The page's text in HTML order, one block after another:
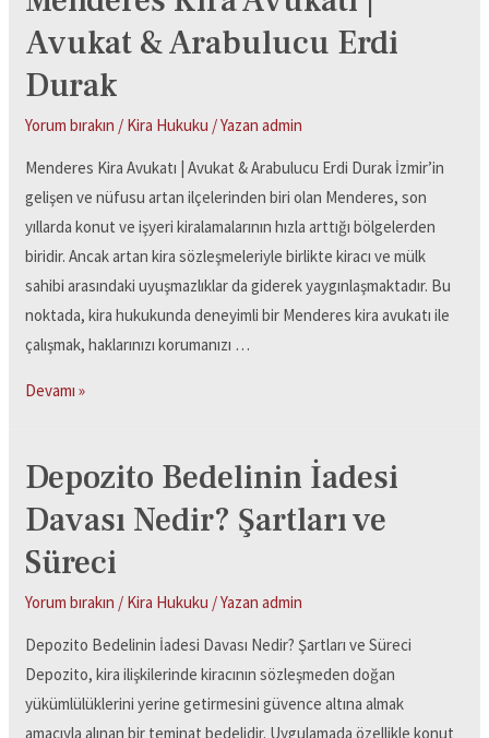
Avukat & Arabulucu Erdi
Durak
Yorum bırakın / Kira Hukuku / Yazan admin
Menderes Kira Avukatı | Avukat & Arabulucu Erdi Durak İzmir’in
gelişen ve nüfusu artan ilçelerinden biri olan Menderes, son
yıllarda konut ve işyeri kiralamalarının hızla arttığı bölgelerden
biridir. Ancak artan kira sözleşmeleriyle birlikte kiracı ve mülk
sahibi arasındaki uyuşmazlıklar da giderek yaygınlaşmaktadır. Bu
noktada, kira hukukunda deneyimli bir Menderes kira avukatı ile
çalışmak, haklarınızı korumanızı …
Devamı »
Depozito Bedelinin İadesi
Davası Nedir? Şartları ve
Süreci
Yorum bırakın / Kira Hukuku / Yazan admin
Depozito Bedelinin İadesi Davası Nedir? Şartları ve Süreci
Depozito, kira ilişkilerinde kiracının sözleşmeden doğan
yükümlülüklerini yerine getirmesini güvence altına almak
amacıyla alınan bir teminat bedelidir. Uygulamada özellikle konut